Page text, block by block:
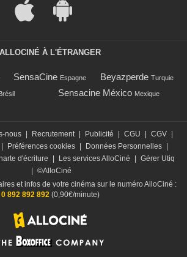
ALLOCINÉ À L'ÉTRANGER
SensaCine Espagne Beyazperde Turquie
Sensacine México Mexique
nous | Recrutement | Publicité | CGU | CGV |
| Préférences cookies | Données Personnelles |
d'écriture | Les services AlloCiné | Gérer Utiq
| ©AlloCiné
et infos de votre cinéma sur le numéro AlloCiné :
0 892 892 892 (0,90€/minute)